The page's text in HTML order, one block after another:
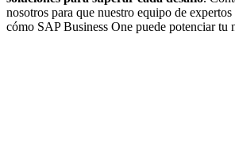
nosotros para que nuestro equipo de expertos
cómo SAP Business One puede potenciar tu